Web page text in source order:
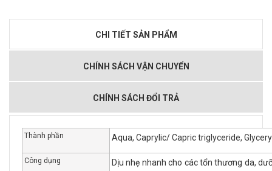
CHI TIẾT SẢN PHẨM
CHÍNH SÁCH VẬN CHUYỂN
CHÍNH SÁCH ĐỔI TRẢ
Thành phần Aqua, Caprylic/ Capric triglyceride,
Công dụng
Dịu nhẹ nhanh cho các tổn thương da,